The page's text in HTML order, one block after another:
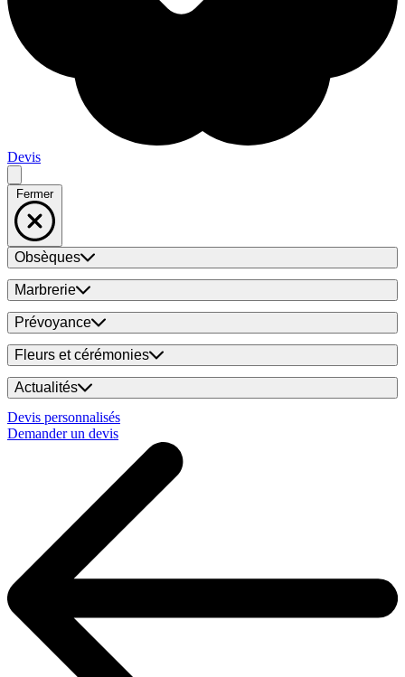
Devis
Fermer
Obsèques
Marbrerie
Prévoyance
Fleurs et cérémonies
Actualités
Devis personnalisés
Demander un devis